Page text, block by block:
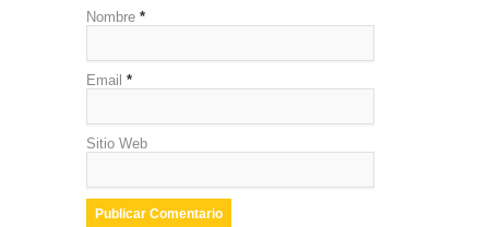
Nombre *
Email *
Sitio Web